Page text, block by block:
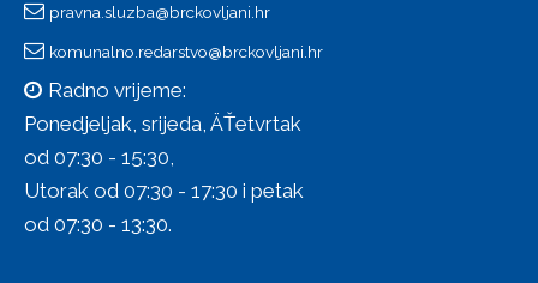
pravna.sluzba@brckovljani.hr
komunalno.redarstvo@brckovljani.hr
Radno vrijeme:
Ponedjeljak, srijeda, ÄŤetvrtak
od 07:30 - 15:30,
Utorak od 07:30 - 17:30 i petak
od 07:30 - 13:30.